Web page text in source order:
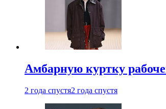
Амбарную куртку
2 года спустя2 года спустя